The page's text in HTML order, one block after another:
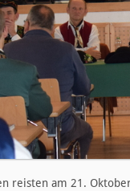
reisten am 21.